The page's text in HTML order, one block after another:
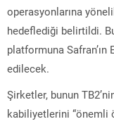
operasyonlarına
hedeflediği belirtildi.
platformuna
edilecek.
Şirketler, bunun
kabiliyetlerini “önemli